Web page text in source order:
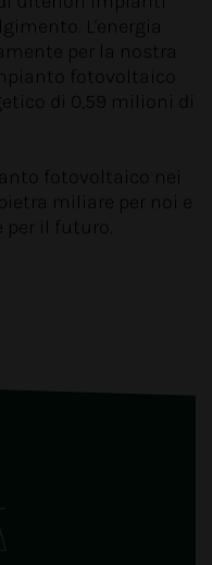
L'energia
per la nostra
fotovoltaico
di 0,59 milioni di
fotovoltaico nei
miliare per noi e
il futuro.